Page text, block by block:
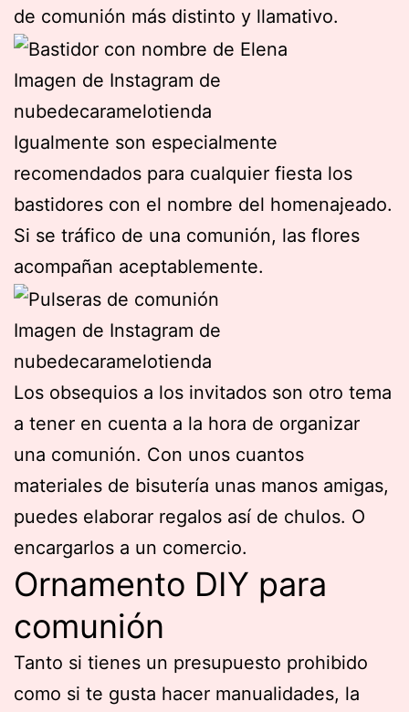
de comunión más distinto y llamativo.
Imagen de Instagram de
nubedecaramelotienda
Igualmente son especialmente
recomendados para cualquier fiesta los
bastidores con el nombre del homenajeado.
Si se tráfico de una comunión, las flores
acompañan aceptablemente.
Imagen de Instagram de
nubedecaramelotienda
Los obsequios a los invitados son otro tema
a tener en cuenta a la hora de organizar
una comunión. Con unos cuantos
materiales de bisutería unas manos amigas,
puedes elaborar regalos así de chulos. O
encargarlos a un comercio.
Ornamento DIY para
comunión
Tanto si tienes un presupuesto prohibido
como si te gusta hacer manualidades, la